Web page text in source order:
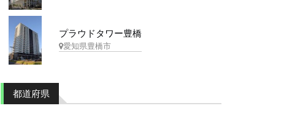
プラウドタワー豊橋
愛知県豊橋市
都道府県